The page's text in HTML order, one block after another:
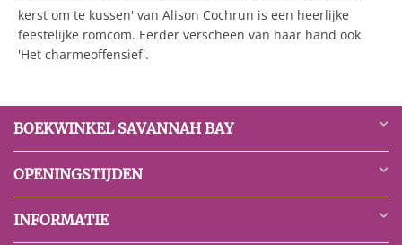
kerst om te kussen' van Alison Cochrun is een heerlijke
feestelijke romcom. Eerder verscheen van haar hand ook
'Het charmeoffensief'.
BOEKWINKEL SAVANNAH BAY
OPENINGSTIJDEN
INFORMATIE